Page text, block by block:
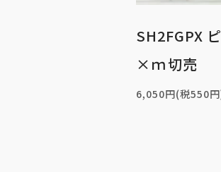
SH2FGPX
×ｍ切売
6,050円(税550